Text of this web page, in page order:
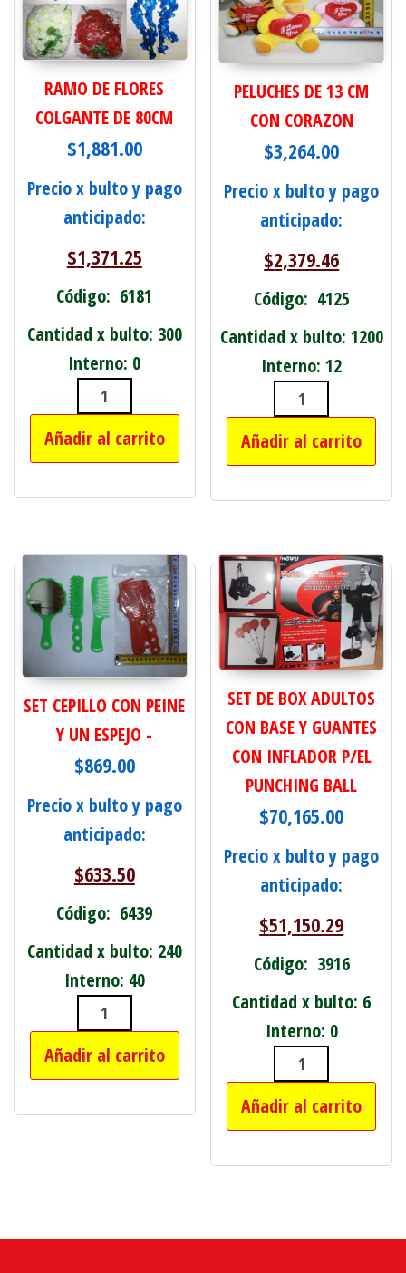
RAMO DE FLORES
COLGANTE DE 80CM
$1,881.00
Precio x bulto y pago
anticipado:
$1,371.25
Código: 6181
Cantidad x bulto: 300
Interno: 0
RAMO DE FLORES COLGANTE DE
Añadir al carrito
PELUCHES DE 13 CM
CON CORAZON
$3,264.00
Precio x bulto y pago
anticipado:
$2,379.46
Código: 4125
Cantidad x bulto: 1200
Interno: 12
PELUCHES
Añadir al carrito
SET CEPILLO CON PEINE
Y UN ESPEJO -
$869.00
Precio x bulto y pago
anticipado:
$633.50
Código: 6439
Cantidad x bulto: 240
Interno: 40
SET CEPILLO CON PEINE Y UN
Añadir al carrito
SET DE BOX ADULTOS
CON BASE Y GUANTES
CON INFLADOR P/EL
PUNCHING BALL
$70,165.00
Precio x bulto y pago
anticipado:
$51,150.29
Código: 3916
Cantidad x bulto: 6
Interno: 0
SET DE BOX
Añadir al carrito